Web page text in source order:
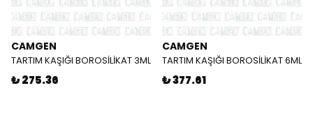
CAMGEN
TARTIM KAŞIĞI BOROSİLİKAT 3ML
₺ 275.36
CAMGEN
TARTIM KAŞIĞI BOROSİLİKAT 6ML
₺ 377.61